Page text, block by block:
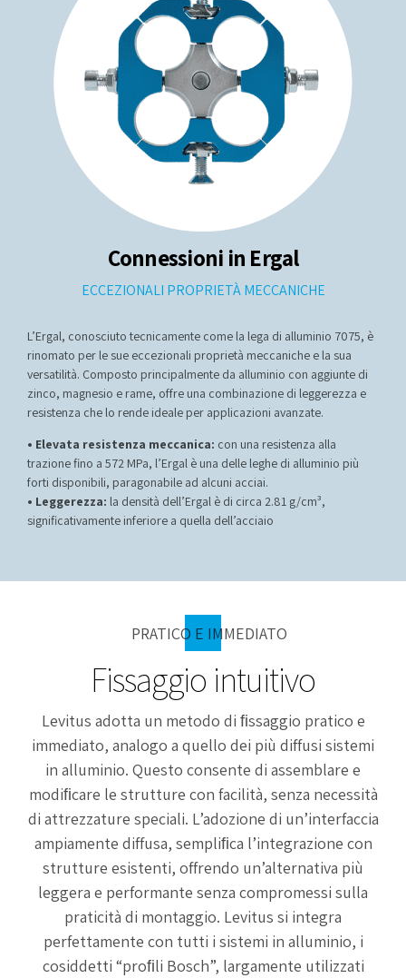
Connessioni in Ergal
ECCEZIONALI PROPRIETÀ MECCANICHE
L’Ergal, conosciuto tecnicamente come la lega di alluminio 7075, è
rinomato per le sue eccezionali proprietà meccaniche e la sua
versatilità. Composto principalmente da alluminio con aggiunte di
zinco, magnesio e rame, offre una combinazione di leggerezza e
resistenza che lo rende ideale per applicazioni avanzate.
• Elevata resistenza meccanica: con una resistenza alla
trazione fino a 572 MPa, l’Ergal è una delle leghe di alluminio più
forti disponibili, paragonabile ad alcuni acciai.
• Leggerezza: la densità dell’Ergal è di circa 2.81 g/cm³,
significativamente inferiore a quella dell’acciaio
PRATICO E IMMEDIATO
Fissaggio intuitivo
Levitus adotta un metodo di ﬁssaggio pratico e
immediato, analogo a quello dei più diffusi sistemi
in alluminio. Questo consente di assemblare e
modiﬁcare le strutture con facilità, senza necessità
di attrezzature speciali. L’adozione di un’interfaccia
ampiamente diffusa, sempliﬁca l’integrazione con
strutture esistenti, offrendo un’alternativa più
leggera e performante senza compromessi sulla
praticità di montaggio. Levitus si integra
perfettamente con tutti i sistemi in alluminio, i
cosiddetti “proﬁli Bosch”, largamente utilizzati